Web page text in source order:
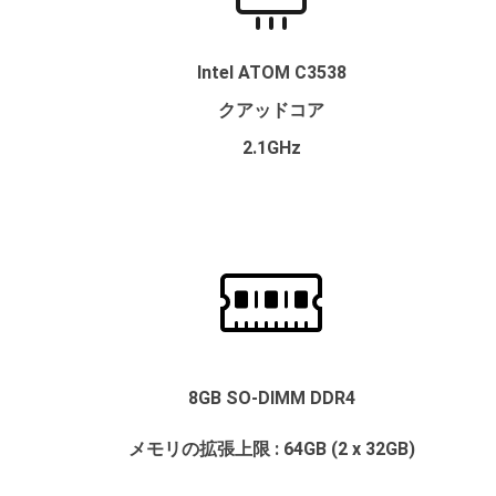
Intel ATOM C3538
クアッドコア
2.1GHz
8GB SO-DIMM DDR4
メモリの拡張上限 : 64GB (2 x 32GB)